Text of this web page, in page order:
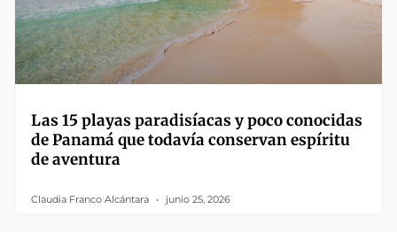
Las 15 playas paradisíacas y poco conocidas
de Panamá que todavía conservan espíritu
de aventura
Claudia Franco Alcántara junio 25, 2026